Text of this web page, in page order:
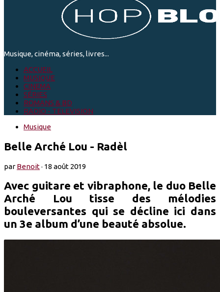
Musique, cinéma, séries, livres...
ACCUEIL
MUSIQUE
CINEMA
SÉRIES
ROMANS & BD
RADIO - TELEVISION
Musique
Belle Arché Lou - Radèl
parBenoit· 18 août 2019
Avec guitare et vibraphone, le duo Belle
Arché Lou tisse des mélodies
bouleversantes qui se décline ici dans
un 3e album d’une beauté absolue.